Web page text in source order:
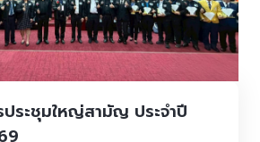
ประชุมใหญ่สามัญ ประจำปี